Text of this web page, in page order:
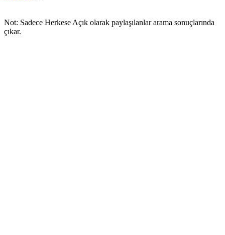
Not: Sadece Herkese Açık olarak paylaşılanlar arama sonuçlarında
çıkar.